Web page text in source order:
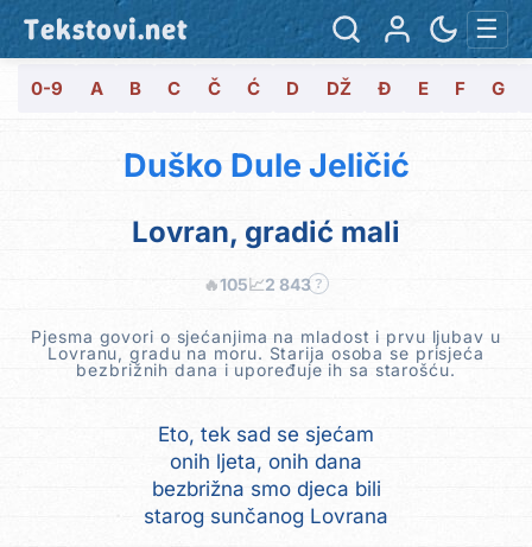
Tekstovi.net ☰
0-9 A B C Č Ć D DŽ Đ E F G
Duško Dule Jeličić
Lovran, gradić mali
🔥105📈2 843 ?
Pjesma govori o sjećanjima na mladost i prvu ljubav u
Lovranu, gradu na moru. Starija osoba se prisjeća
bezbrižnih dana i upoređuje ih sa starošću.
Eto, tek sad se sjećam
onih ljeta, onih dana
bezbrižna smo djeca bili
starog sunčanog Lovrana